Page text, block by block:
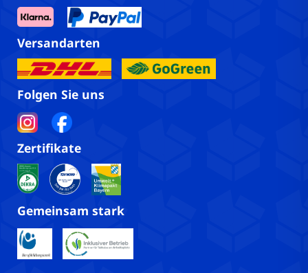
Versandarten
Folgen Sie uns
Zertifikate
Gemeinsam stark